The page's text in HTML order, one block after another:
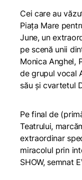
Cei care au
Piața Mare
June, un
pe scenă unii
Monica Anghel,
de grupul vocal
său și cvartetul
Pe final de
Teatrului,
extraordinar
miracolul prin
SHOW, semnat